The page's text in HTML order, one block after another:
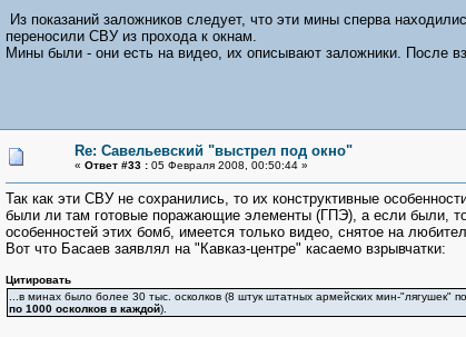
Из показаний заложников следует, что эти мины сперва
переносили СВУ из прохода к окнам.
Мины были - они есть на видео, их описывают заложники. После
Re: Савельевский "выстрел под окно"
« Ответ #33 :05 Февраля 2008, 00:50:44 »
Так как эти СВУ не сохранились, то их конструктивные
были ли там готовые поражающие элементы (ГПЭ), а если были,
особенностей этих бомб, имеется только видео, снятое на
Вот что Басаев заявлял на "Кавказ-центре" касаемо взрывчатки:
Цитировать
...в минах было более 30 тыс. осколков (8 штук штатных армейских мин-"лягушек"
по 1000 осколков в каждой).